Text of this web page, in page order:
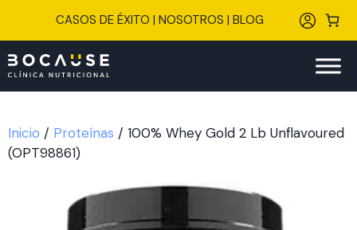
CASOS DE ÉXITO | NOSOTROS | BLOG
Inicio / Proteínas / 100% Whey Gold 2 Lb Unflavoured
(OPT98861)